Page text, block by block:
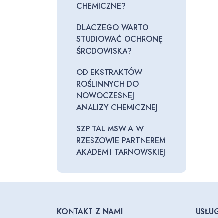
CHEMICZNE?
DLACZEGO WARTO
STUDIOWAĆ OCHRONĘ
ŚRODOWISKA?
OD EKSTRAKTÓW
ROŚLINNYCH DO
NOWOCZESNEJ
ANALIZY CHEMICZNEJ
SZPITAL MSWIA W
RZESZOWIE PARTNEREM
AKADEMII TARNOWSKIEJ
KONTAKT Z NAMI